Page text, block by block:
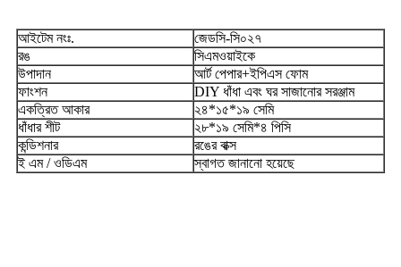
আইটেম নংঃ.
জেডসি-সি০২৭
রঙ
সিএমওয়াইকে
উপাদান
আর্ট পেপার+ইপিএস ফোম
ফাংশন
DIY ধাঁধা এবং ঘর সাজানোর সরঞ্জাম
একত্রিত আকার
২৪*১৫*১৯ সেমি
ধাঁধার শীট
২৮*১৯ সেমি*৪ পিসি
কন্ডিশনার
রঙের বাক্স
ই এম / ওডিএম
স্বাগত জানানো হয়েছে